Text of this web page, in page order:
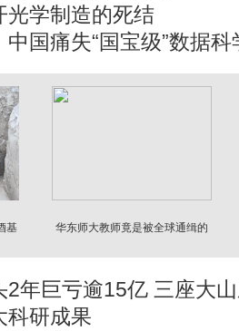
光学制造的死结
国痛失“国宝级”数据科
基
华东师大教师竟是被全球通缉的
2年巨亏逾15亿 三座大
科研成果